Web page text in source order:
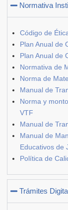
Normativa
Código de
Plan Anual de
Plan Anual de
Normativa de
Norma de
Manual de
Norma y
VTF
Manual de
Manual de
Educativos de
Política de
Trámites